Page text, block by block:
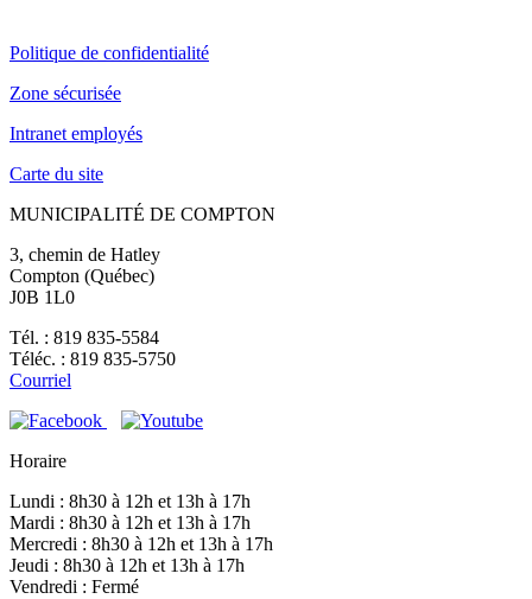
Politique de confidentialité
Zone sécurisée
Intranet employés
Carte du site
MUNICIPALITÉ DE COMPTON
3, chemin de Hatley
Compton (Québec)
J0B 1L0
Tél. : 819 835-5584
Téléc. : 819 835-5750
Courriel
Horaire
Lundi : 8h30 à 12h et 13h à 17h
Mardi : 8h30 à 12h et 13h à 17h
Mercredi : 8h30 à 12h et 13h à 17h
Jeudi : 8h30 à 12h et 13h à 17h
Vendredi : Fermé